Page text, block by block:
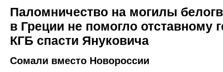
Паломничество на могилы
в Греции не помогло отставному
КГБ спасти Януковича
Сомали вместо Новороссии